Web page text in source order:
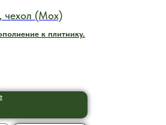
чехол (Мох)
к плитнику.